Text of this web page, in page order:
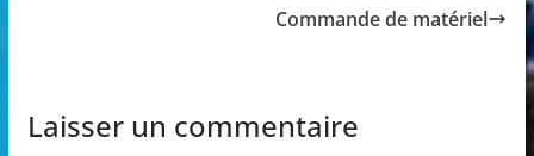
Commande de matériel
Laisser un commentaire